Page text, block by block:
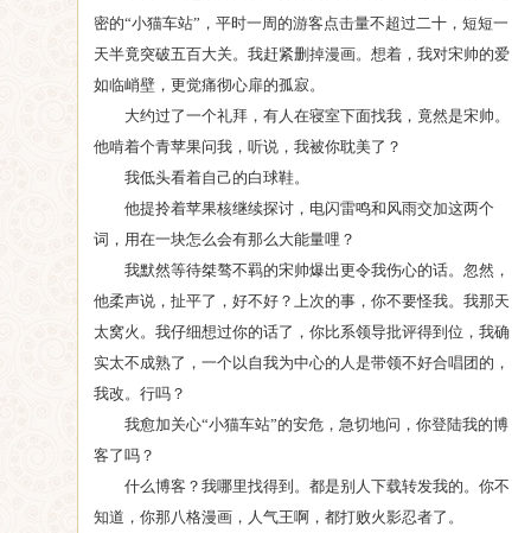
密的“小猫车站”，平时一周的游客点击量不超过二十，短短一
天半竟突破五百大关。我赶紧删掉漫画。想着，我对宋帅的爱
如临峭壁，更觉痛彻心扉的孤寂。
大约过了一个礼拜，有人在寝室下面找我，竟然是宋帅。
他啃着个青苹果问我，听说，我被你耽美了？
我低头看着自己的白球鞋。
他提拎着苹果核继续探讨，电闪雷鸣和风雨交加这两个
词，用在一块怎么会有那么大能量哩？
我默然等待桀骜不羁的宋帅爆出更令我伤心的话。忽然，
他柔声说，扯平了，好不好？上次的事，你不要怪我。我那天
太窝火。我仔细想过你的话了，你比系领导批评得到位，我确
实太不成熟了，一个以自我为中心的人是带领不好合唱团的，
我改。行吗？
我愈加关心“小猫车站”的安危，急切地问，你登陆我的博
客了吗？
什么博客？我哪里找得到。都是别人下载转发我的。你不
知道，你那八格漫画，人气王啊，都打败火影忍者了。